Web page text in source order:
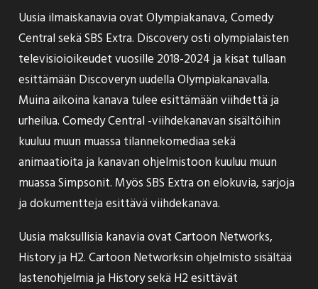
Uusia ilmaiskanavia ovat Olympiakanava, Comedy
Central sekä SBS Extra. Discovery osti olympialaisten
televisioioikeudet vuosille 2018-2024 ja kisat tullaan
esittämään Discoveryn uudella Olympiakanavalla.
Muina aikoina kanava tulee esittämään viihdettä ja
urheilua. Comedy Central -viihdekanavan sisältöihin
kuuluu muun muassa tilannekomediaa sekä
animaatioita ja kanavan ohjelmistoon kuuluu muun
muassa Simpsonit. Myös SBS Extra on elokuvia, sarjoja
ja dokumentteja esittävä viihdekanava.
Uusia maksullisia kanavia ovat Cartoon Networks,
History ja H2. Cartoon Networksin ohjelmisto sisältää
lastenohjelmia ja History sekä H2 esittävät